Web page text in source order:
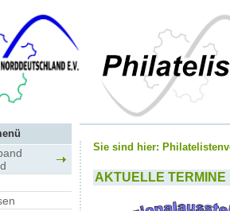
Sie sind hier:
AKTUELLE TERMINE